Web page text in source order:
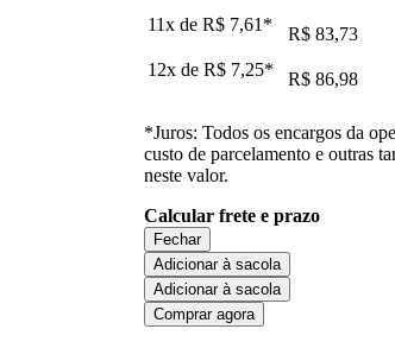
11x de R$ 7,61 *
R$ 83,73
12x de R$ 7,25* R$ 86,98
*Juros: Todos os encargos da
custo de parcelamento e outras
neste valor.
Calcular frete e prazo
Fechar
Adicionar à sacola
Adicionar à sacola
Comprar agora